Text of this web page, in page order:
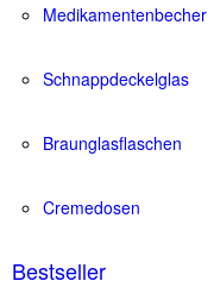
Medikamentenbecher
Schnappdeckelglas
Braunglasflaschen
Cremedosen
Bestseller